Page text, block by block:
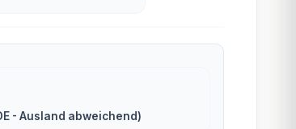
- Ausland abweichend)